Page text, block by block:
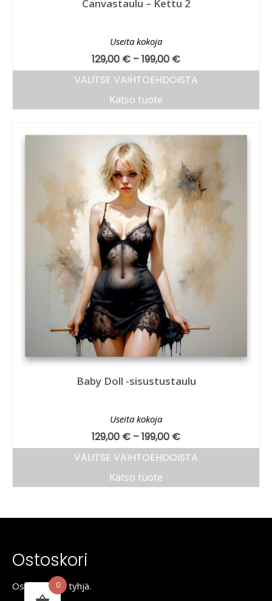
Canvastaulu – Kettu 2
Useita kokoja
129,00 € –199,00 €
VALITSE VAIHTOEHDOISTA
Katso tuote
Baby Doll -sisustustaulu
Useita kokoja
129,00 € –199,00 €
VALITSE VAIHTOEHDOISTA
Katso tuote
Ostoskori
Ostoskori on tyhjä.
0